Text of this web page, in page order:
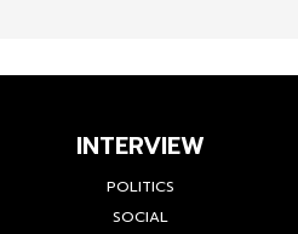
INTERVIEW
POLITICS
SOCIAL